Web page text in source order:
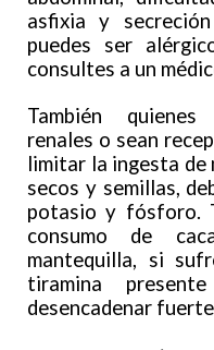
asfixia y
puedes ser
consultes a un
También quienes
renales o sean
limitar la ingesta
secos y semillas,
potasio y fósforo.
consumo de
mantequilla, si
tiramina
desencadenar